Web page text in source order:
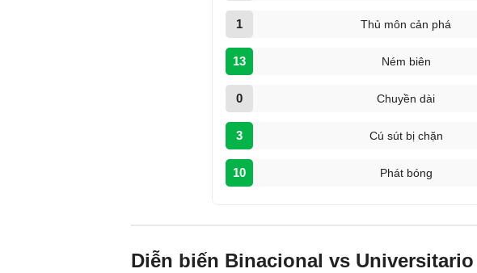
1 Thủ môn cản phá
13 Ném biên
0 Chuyền dài
3 Cú sút bị chặn
10 Phát bóng
Diễn biến Binacional vs